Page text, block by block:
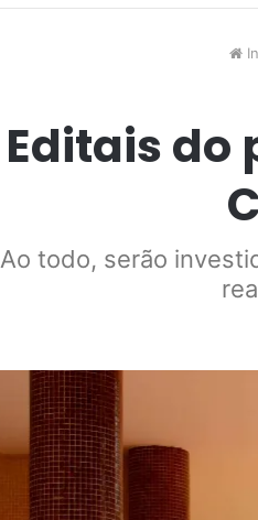
Editais do
Ao todo, serão